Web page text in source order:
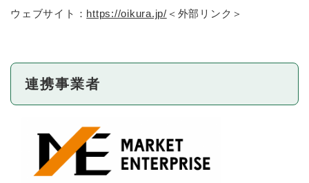
ウェブサイト： https://oikura.jp/ ＜外部リンク＞
連携事業者